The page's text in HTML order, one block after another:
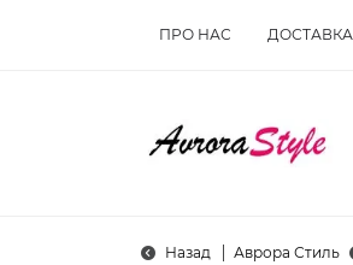
ПРО НАС
Назад Аврора Стиль